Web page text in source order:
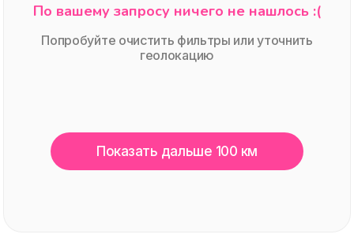
По вашему запросу ничего не нашлось :(
Попробуйте очистить фильтры или уточнить
геолокацию
Показать дальше 100 км